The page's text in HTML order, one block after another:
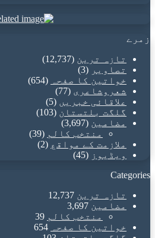
زمرے
تازہ ترین (12,737)
تصاویر (3)
خواتین کا صفحہ
(654)
شعروشاعری (77)
علاقائی خبریں (5)
گلگت بلتستان (103)
مضامین (3,697)
منتخب کالم (39)
ملازمت کے مواقع (2)
ویڈیوز (45)
Categories
تازہ ترین 12,737
مضامین 3,697
منتخب کالم 39
خواتین کا صفحہ
654